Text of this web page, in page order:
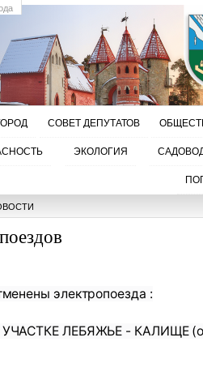
СОВЕТ ДЕПУТАТОВ
ЭКОЛОГИЯ
электропоезда :
ЛЕБЯЖЬЕ - КАЛИЩЕ